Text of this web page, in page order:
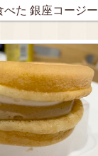
た 銀座コージー